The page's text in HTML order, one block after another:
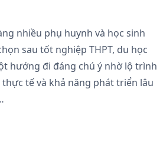
nhiều phụ huynh và học sinh
sau tốt nghiệp THPT, du học
hướng đi đáng chú ý nhờ lộ trình
tế và khả năng phát triển lâu